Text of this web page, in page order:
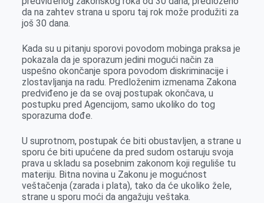
da na zahtev strana u sporu taj rok može produžiti za
još 30 dana.
Kada su u pitanju sporovi povodom mobinga praksa je
pokazala da je sporazum jedini mogući način za
uspešno okončanje spora povodom diskriminacije i
zlostavljanja na radu. Predloženim izmenama Zakona
predviđeno je da se ovaj postupak okončava, u
postupku pred Agencijom, samo ukoliko do tog
sporazuma dođe.
U suprotnom, postupak će biti obustavljen, a strane u
sporu će biti upućene da pred sudom ostaruju svoja
prava u skladu sa posebnim zakonom koji reguliše tu
materiju. Bitna novina u Zakonu je mogućnost
veštačenja (zarada i plata), tako da će ukoliko žele,
strane u sporu moći da angažuju veštaka.